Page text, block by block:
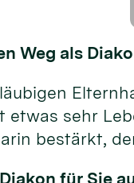
Weg als
etwas sehr
bestärkt,
für Sie